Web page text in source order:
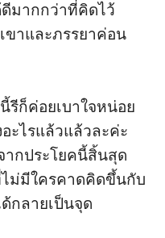
มากกว่าที่คิดไว้
ขาและภรรยาค่อน
ค่อยเบาใจหน่อย
ะไรแล้วแล้วละค่ะ
ากประโยคนี้สิ้นสุด
ไม่มีใครคาดคิดขึ้นกับ
กลายเป็นจุด